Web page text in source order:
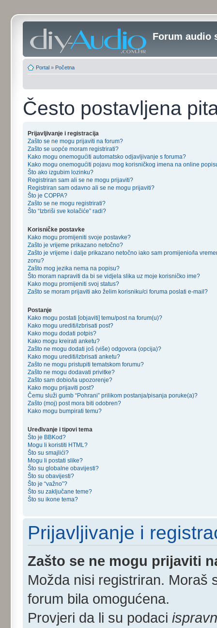
Forum audio
Portal » Početna
Često postavljena
Prijavljivanje i registracija
Zašto se ne mogu prijaviti na forum?
Zašto se uopće moram registrirati?
Kako mogu onemogućiti automatsko odjavljivanje s foruma?
Kako mogu onemogućiti pojavu mog korisničkog imena na online
Što ako izgubim lozinku?
Registriran sam ali se ne mogu prijaviti?
Registriran sam odavno ali se ne mogu prijaviti?
Što je COPPA?
Zašto se ne mogu registrirati?
Što “Izbriši sve kolačiće” radi?
Korisničke postavke
Kako mogu promijeniti svoje postavke?
Zašto je vrijeme prikazano netočno?
Zašto je vrijeme i dalje prikazano netočno iako sam promijenio/la
zonu?
Zašto mog jezika nema na popisu?
Što moram napraviti da bi se vidjela slika uz moje korisničko ime?
Kako mogu promijeniti svoj status?
Zašto se moram prijaviti ako želim korisniku/ci foruma poslati e-mail?
Postanje
Kako mogu postati [objaviti] temu/post na forum(u)?
Kako mogu urediti/izbrisati post?
Kako mogu dodati potpis?
Kako mogu kreirati anketu?
Zašto ne mogu dodati još (više) odgovora (opcija)?
Kako mogu urediti/izbrisati anketu?
Zašto ne mogu pristupiti tematskom forumu?
Zašto ne mogu dodavati privitke?
Zašto sam dobio/la upozorenje?
Kako mogu prijaviti post?
Čemu služi gumb “Pohrani” prilikom postanja/pisanja poruke(a)?
Zašto (moj) post mora biti odobren?
Kako mogu bumpirati temu?
Uređivanje i tipovi tema
Što je BBKod?
Mogu li koristiti HTML?
Što su smajlići?
Mogu li postati slike?
Što su globalne obavijesti?
Što su obavijesti?
Što je “važno”?
Što su zaključane teme?
Što su ikone tema?
Prijavljivanje i
Zašto se ne mogu prijaviti
Možda nisi registriran. Moraš
forum bila omogućena.
Provjeri da li su podaci